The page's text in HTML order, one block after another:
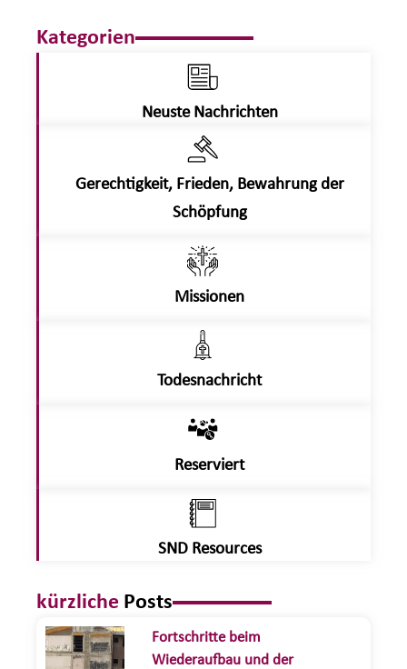
Kategorien
Neuste Nachrichten
Gerechtigkeit, Frieden, Bewahrung der
Schöpfung
Missionen
Todesnachricht
Reserviert
SND Resources
kürzliche Posts
Fortschritte beim
Wiederaufbau und der